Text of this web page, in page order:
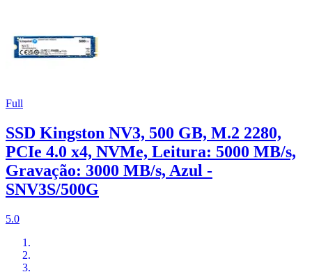
Full
SSD Kingston NV3, 500 GB, M.2 2280,
PCIe 4.0 x4, NVMe, Leitura: 5000 MB/s,
Gravação: 3000 MB/s, Azul -
SNV3S/500G
5.0